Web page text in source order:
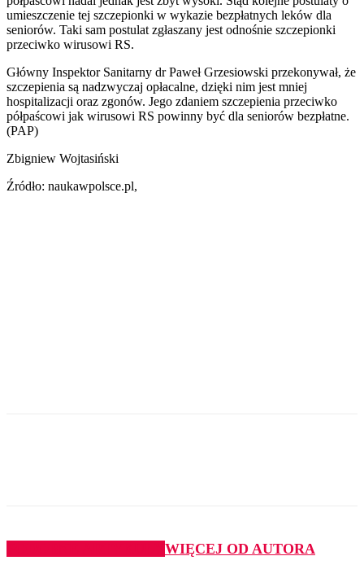
umieszczenie tej szczepionki w wykazie bezpłatnych leków dla
seniorów. Taki sam postulat zgłaszany jest odnośnie szczepionki
przeciwko wirusowi RS.
Główny Inspektor Sanitarny dr Paweł Grzesiowski przekonywał, że
szczepienia są nadzwyczaj opłacalne, dzięki nim jest mniej
hospitalizacji oraz zgonów. Jego zdaniem szczepienia przeciwko
półpaścowi jak wirusowi RS powinny być dla seniorów bezpłatne.
(PAP)
Zbigniew Wojtasiński
Źródło: naukawpolsce.pl,
WIĘCEJ OD AUTORA